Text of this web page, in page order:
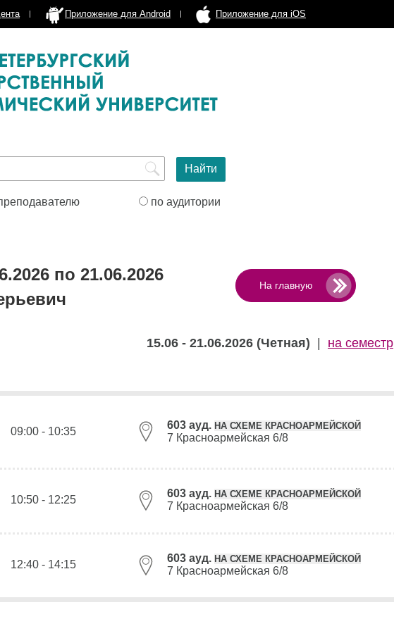
Приложение для Android Приложение для iOS
по аудитории
по 21.06.2026
На главную
15.06 - 21.06.2026 (Четная) на семестр
09:00 - 10:35
603 ауд. НА СХЕМЕ КРАСНОАРМЕЙСКОЙ
7 Красноармейская 6/8
10:50 - 12:25
603 ауд. НА СХЕМЕ КРАСНОАРМЕЙСКОЙ
7 Красноармейская 6/8
12:40 - 14:15
603 ауд. НА СХЕМЕ КРАСНОАРМЕЙСКОЙ
7 Красноармейская 6/8